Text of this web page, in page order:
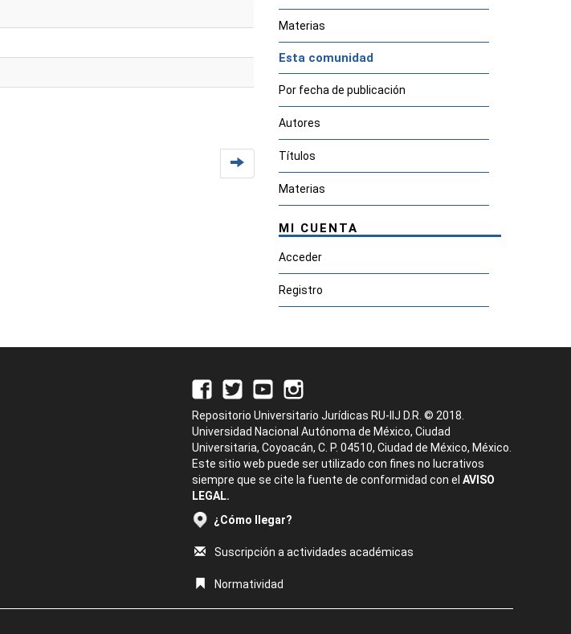
Materias
Esta comunidad
Por fecha de publicación
Autores
Títulos
Materias
MI CUENTA
Acceder
Registro
Repositorio Universitario Jurídicas RU-IIJ D.R. © 2018.
Universidad Nacional Autónoma de México, Ciudad
Universitaria, Coyoacán, C. P. 04510, Ciudad de México, México.
Este sitio web puede ser utilizado con fines no lucrativos
siempre que se cite la fuente de conformidad con el AVISO
LEGAL.
¿Cómo llegar?
Suscripción a actividades académicas
Normatividad